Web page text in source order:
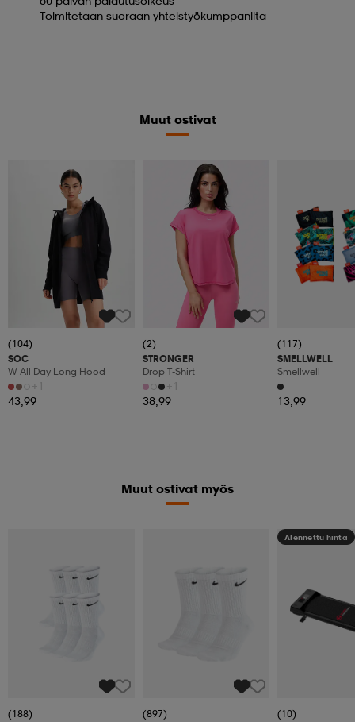
Toimitetaan suoraan yhteistyökumppanilta
Muut ostivat
(104)
SOC
W All Day Long Hood
+1
43,99
(2)
STRONGER
Drop T-Shirt
+1
38,99
(117)
SMELLWELL
Smellwell
13,99
Muut ostivat myös
(188)
(897)
Alennettu hinta
(10)